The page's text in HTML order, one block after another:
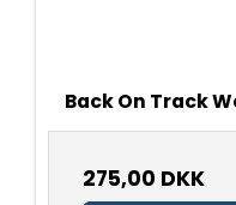
Back On Track
275,00 DKK